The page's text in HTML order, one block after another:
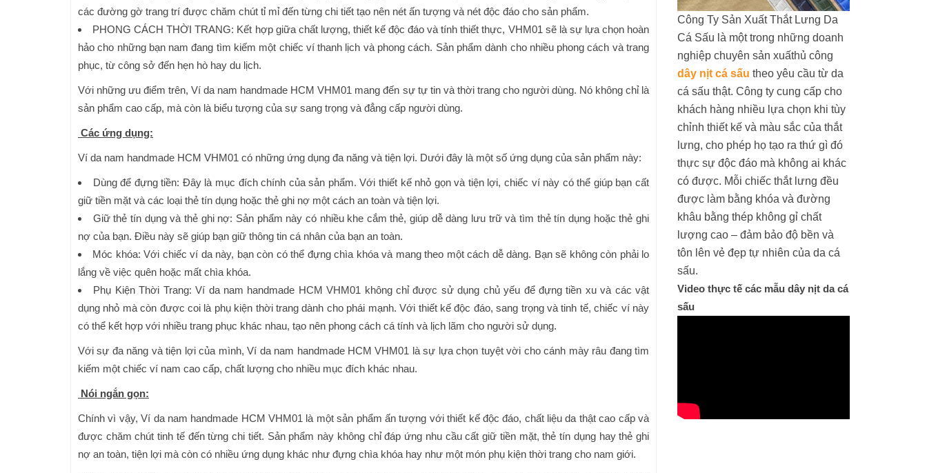
các đường gờ trang trí được chăm chút tỉ mỉ đến từng chi tiết tạo nên nét ấn tượng và nét độc đáo cho sản phẩm.
PHONG CÁCH THỜI TRANG: Kết hợp giữa chất lượng, thiết kế độc đáo và tính thiết thực, VHM01 sẽ là sự lựa chọn hoàn
hảo cho những bạn nam đang tìm kiếm một chiếc ví thanh lịch và phong cách. Sản phẩm dành cho nhiều phong cách và trang
phục, từ công sở đến hẹn hò hay du lịch.
Với những ưu điểm trên, Ví da nam handmade HCM VHM01 mang đến sự tự tin và thời trang cho người dùng. Nó không chỉ là
sản phẩm cao cấp, mà còn là biểu tượng của sự sang trọng và đẳng cấp người dùng.
Các ứng dụng:
Ví da nam handmade HCM VHM01 có những ứng dụng đa năng và tiện lợi. Dưới đây là một số ứng dụng của sản phẩm này:
Dùng để đựng tiền: Đây là mục đích chính của sản phẩm. Với thiết kế nhỏ gọn và tiện lợi, chiếc ví này có thể giúp bạn cất
giữ tiền mặt và các loại thẻ tín dụng hoặc thẻ ghi nợ một cách an toàn và tiện lợi.
Giữ thẻ tín dụng và thẻ ghi nợ: Sản phẩm này có nhiều khe cắm thẻ, giúp dễ dàng lưu trữ và tìm thẻ tín dụng hoặc thẻ ghi
nợ của bạn. Điều này sẽ giúp bạn giữ thông tin cá nhân của bạn an toàn.
Móc khóa: Với chiếc ví da này, bạn còn có thể đựng chìa khóa và mang theo một cách dễ dàng. Bạn sẽ không còn phải lo
lắng về việc quên hoặc mất chìa khóa.
Phụ Kiện Thời Trang: Ví da nam handmade HCM VHM01 không chỉ được sử dụng chủ yếu để đựng tiền xu và các vật
dụng nhỏ mà còn được coi là phụ kiện thời trang dành cho phái mạnh. Với thiết kế độc đáo, sang trọng và tinh tế, chiếc ví này
có thể kết hợp với nhiều trang phục khác nhau, tạo nên phong cách cá tính và lịch lãm cho người sử dụng.
Với sự đa năng và tiện lợi của mình, Ví da nam handmade HCM VHM01 là sự lựa chọn tuyệt vời cho cánh mày râu đang tìm
kiếm một chiếc ví nam cao cấp, chất lượng cho nhiều mục đích khác nhau.
Nói ngắn gọn:
Chính vì vậy, Ví da nam handmade HCM VHM01 là một sản phẩm ấn tượng với thiết kế độc đáo, chất liệu da thật cao cấp và
được chăm chút tinh tế đến từng chi tiết. Sản phẩm này không chỉ đáp ứng nhu cầu cất giữ tiền mặt, thẻ tín dụng hay thẻ ghi
nợ an toàn, tiện lợi mà còn có nhiều ứng dụng khác như đựng chìa khóa hay như một món phụ kiện thời trang cho nam giới.
Công Ty Sản Xuất Thắt Lưng Da
Cá Sấu là một trong những doanh
nghiệp chuyên sản xuấthủ công
dây nịt cá sấu theo yêu cầu từ da
cá sấu thật. Công ty cung cấp cho
khách hàng nhiều lựa chọn khi tùy
chỉnh thiết kế và màu sắc của thắt
lưng, cho phép họ tạo ra thứ gì đó
thực sự độc đáo mà không ai khác
có được. Mỗi chiếc thắt lưng đều
được làm bằng khóa và đường
khâu bằng thép không gỉ chất
lượng cao – đảm bảo độ bền và
tôn lên vẻ đẹp tự nhiên của da cá
sấu.
Video thực tế các mẫu dây nịt da cá
sấu